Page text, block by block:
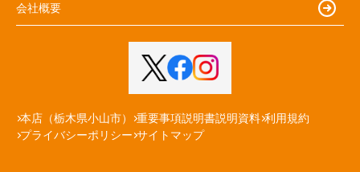
会社概要
本店（栃木県小山市） 重要事項説明書説明資料 利用規約
プライバシーポリシー サイトマップ